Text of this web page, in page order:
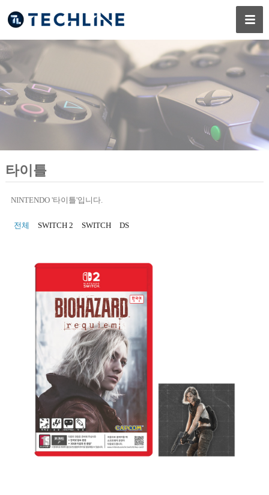
타이틀
NINTENDO '타이틀'입니다.
전체 SWITCH 2 SWITCH DS